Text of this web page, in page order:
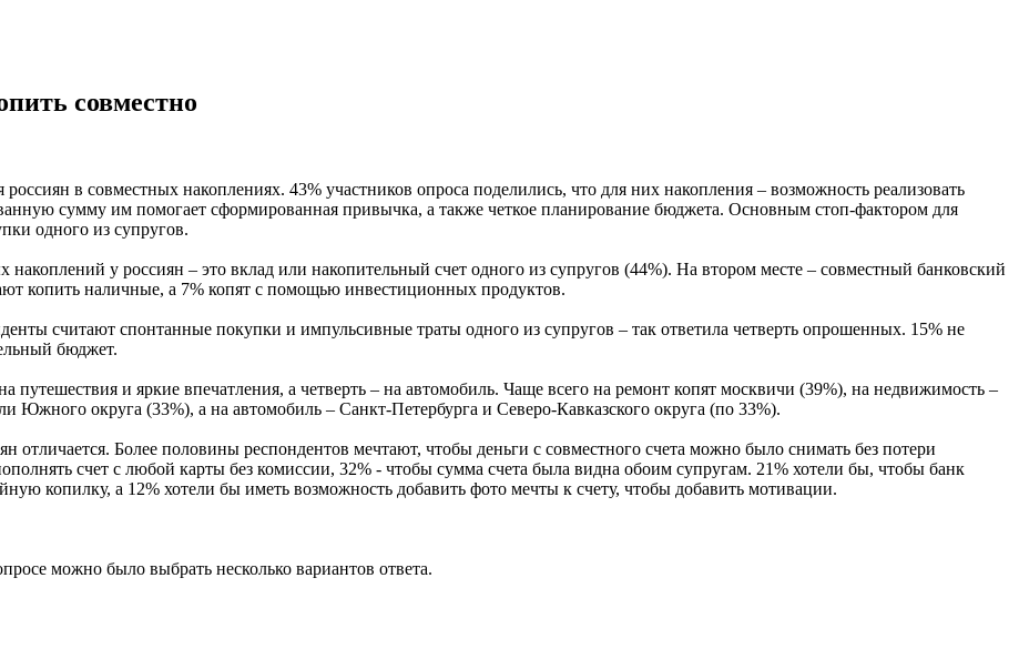
совместно
в совместных накоплениях. 43% участников опроса поделились, что для них накопления – возможность реализовать
сумму им помогает сформированная привычка, а также четкое планирование бюджета. Основным стоп-фактором для
одного из супругов.
у россиян – это вклад или накопительный счет одного из супругов (44%). На втором месте – совместный банковский
копить наличные, а 7% копят с помощью инвестиционных продуктов.
считают спонтанные покупки и импульсивные траты одного из супругов – так ответила четверть опрошенных. 15% не
бюджет.
и яркие впечатления, а четверть – на автомобиль. Чаще всего на ремонт копят москвичи (39%), на недвижимость –
Южного округа (33%), а на автомобиль – Санкт-Петербурга и Северо-Кавказского округа (по 33%).
отличается. Более половины респондентов мечтают, чтобы деньги с совместного счета можно было снимать без потери
счет с любой карты без комиссии, 32% - чтобы сумма счета была видна обоим супругам. 21% хотели бы, чтобы банк
копилку, а 12% хотели бы иметь возможность добавить фото мечты к счету, чтобы добавить мотивации.
можно было выбрать несколько вариантов ответа.